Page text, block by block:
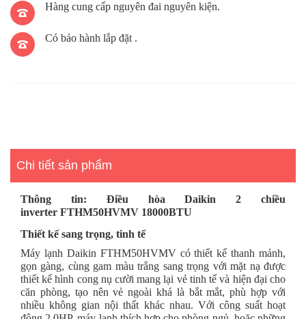
Hàng cung cấp nguyên đai nguyên kiện.
Có bảo hành lắp đặt .
Chi tiết sản phẩm
Thông tin: Điều hòa Daikin 2 chiều
inverter FTHM50HVMV 18000BTU
Thiết kế sang trọng, tinh tế
Máy lạnh Daikin FTHM50HVMV có thiết kế thanh mảnh,
gọn gàng, cùng gam màu trắng sang trọng với mặt nạ được
thiết kế hình cong nụ cười mang lại vẻ tinh tế và hiện đại cho
căn phòng, tạo nên vẻ ngoài khá là bắt mắt, phù hợp với
nhiều không gian nội thất khác nhau. Với công suất hoạt